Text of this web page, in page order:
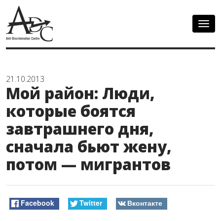
21.10.2013
Мой район: Люди,
которые боятся
завтрашнего дня,
сначала бьют жену,
потом — мигрантов
Facebook Twitter Вконтакте